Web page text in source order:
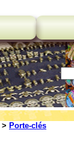
> Porte-clés